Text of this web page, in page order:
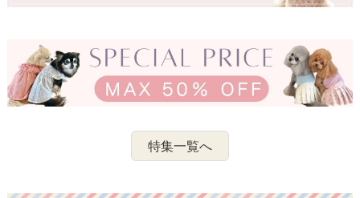
特集一覧へ